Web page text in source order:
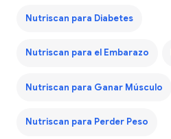
Nutriscan para Diabetes
Nutriscan para el Embarazo
Nutriscan para Ganar Músculo
Nutriscan para Perder Peso